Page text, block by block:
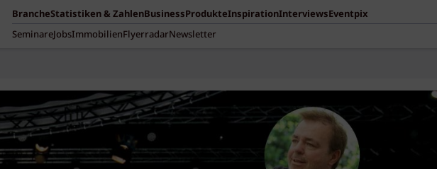
BrancheStatistiken & ZahlenBusinessProdukteInspirationInterviewsEventpix
SeminareJobsImmobilienFlyerradarNewsletter